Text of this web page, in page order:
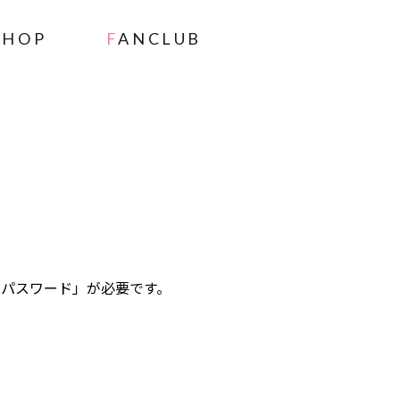
SHOP FANCLUB
スワード」が必要です。